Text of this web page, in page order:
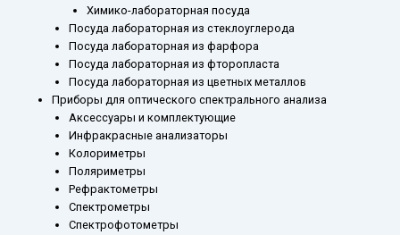
Химико-лабораторная посуда
Посуда лабораторная из стеклоуглерода
Посуда лабораторная из фарфора
Посуда лабораторная из фторопласта
Посуда лабораторная из цветных металлов
Приборы для оптического спектрального анализа
Аксессуары и комплектующие
Инфракрасные анализаторы
Колориметры
Поляриметры
Рефрактометры
Спектрометры
Спектрофотометры